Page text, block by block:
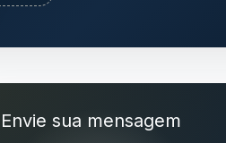
Envie sua mensagem